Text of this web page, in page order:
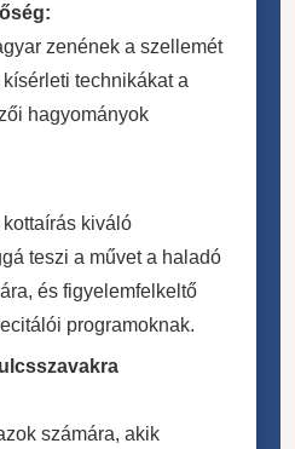
zenének a szellemét
technikákat a
hagyományok
kiváló
teszi a művet a haladó
és figyelemfelkeltő
programoknak.
számára, akik